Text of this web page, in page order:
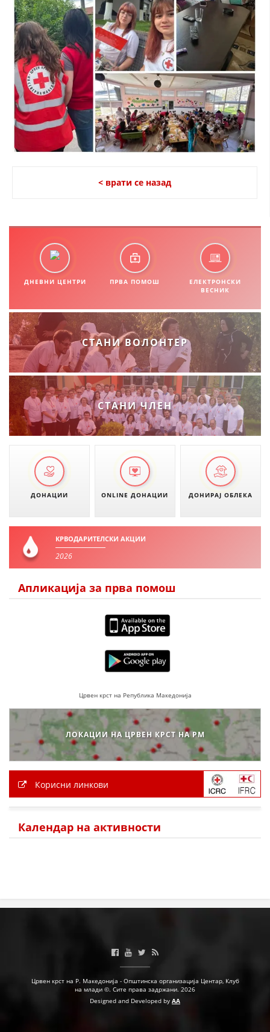
ПРОМОЦИЈА НА ХУМАНИ ВРЕДНОСТИ
УПОТРЕБА И ЗАШТИТА НА АМБЛЕМОТ
СОЦИЈАЛНО ХУМАНИТАРНА ДЕЈНОСТ
КАКО ДА ДОНИРАТЕ
ПОДГОТВЕНОСТ И ДЕЈСТВО ПРИ КАТАСТРОФИ
ТИМОВИ НА ООЦК
СПАСИТЕЛНА СТАНИЦА ВОДНО
ДОГОВОРИ
ФОРМУЛАРИ ЗА БАРАЊА
ЗДРАВСТВЕНО ПРЕВЕНТИВНА ДЕЈНОСТ
ПРВА ПОМОШ
КРВОДАРИТЕЛСТВО
ИНФОРМАЦИИ ЗА БОЛЕСТИ
МЕНАЏМЕНТ НА ВОЛОНТЕРИ
ЗА НАС
ДЕЈСТВУВАЊЕ
ПРИРАЧНИЦИ
СТРАТЕГИИ
ЕДУКАТИВНО ИНФОРМАТИВНИ МАТЕРИЈАЛИ
ПОСТЕРИ
< врати се назад
ДНЕВНИ ЦЕНТРИ ПРВА ПОМОШ
ЕЛЕКТРОНСКИ
ВЕСНИК
СТАНИ ВОЛОНТЕР
СТАНИ ЧЛЕН
ДОНАЦИИ ONLINE ДОНАЦИИ ДОНИРАЈ ОБЛЕКА
КРВОДАРИТЕЛСКИ АКЦИИ
2026
Апликација за прва помош
Црвен крст на Република Македонија
ЛОКАЦИИ НА ЦРВЕН КРСТ НА РМ
Корисни линкови
Календар на активности
Црвен крст на Р. Македонија - Општинска организација Центар, Клуб
на млади ©. Сите права задржани. 2026
Designed and Developed by AA